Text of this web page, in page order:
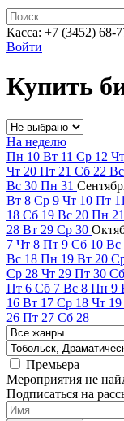
Касса: +7 (3452) 68-
Войти
Купить
На неделю
Пн 10 Вт 11 Ср 12 Чт
Чт 20 Пт 21 Сб 22 Вс
Вс 30 Пн 31
Вт 8 Ср 9 Чт 10 Пт 11
18 Сб 19 Вс 20 Пн 21
28 Вт 29 Ср 30
7 Чт 8 Пт 9 Сб 10 Вс
Вс 18 Пн 19 Вт 20
Ср 28 Чт 29 Пт 30 Сб
Пт 6 Сб 7 Вс 8 Пн 9
16 Вт 17 Ср 18 Чт 19
26 Пт 27 Сб 28
Премьера
Мероприятия не
Подписаться на